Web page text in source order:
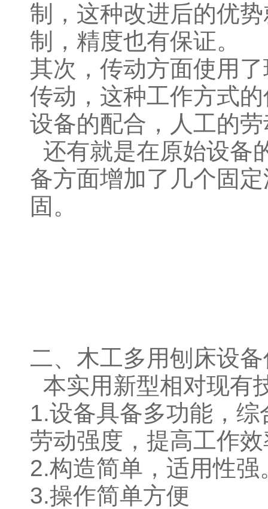
制，这种改进后的优
制，精度也有保证。
其次，传动方面使用
传动，这种工作方式
设备的配合，人工的
还有就是在原始设备
备方面增加了几个固
固。
二、木工多用刨床设
本实用新型相对现有
1.设备具备多功能，
劳动强度，提高工作
2.构造简单，适用性强
3.操作简单方便